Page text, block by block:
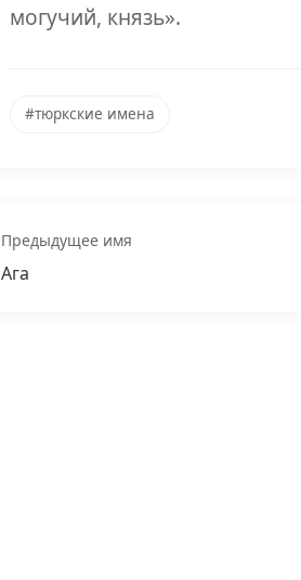
могучий, князь».
#тюркские имена
Предыдущее имя
Ага